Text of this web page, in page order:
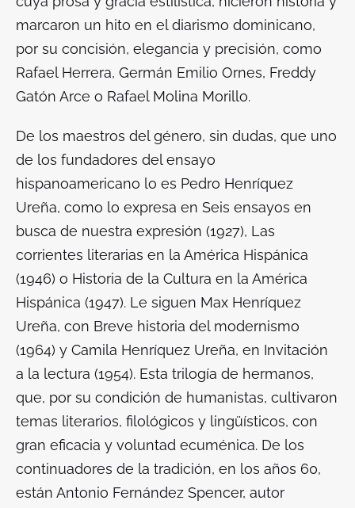
marcaron un hito en el diarismo dominicano,
por su concisión, elegancia y precisión, como
Rafael Herrera, Germán Emilio Ornes, Freddy
Gatón Arce o Rafael Molina Morillo.
De los maestros del género, sin dudas, que uno
de los fundadores del ensayo
hispanoamericano lo es Pedro Henríquez
Ureña, como lo expresa en Seis ensayos en
busca de nuestra expresión (1927), Las
corrientes literarias en la América Hispánica
(1946) o Historia de la Cultura en la América
Hispánica (1947). Le siguen Max Henríquez
Ureña, con Breve historia del modernismo
(1964) y Camila Henríquez Ureña, en Invitación
a la lectura (1954). Esta trilogía de hermanos,
que, por su condición de humanistas, cultivaron
temas literarios, filológicos y lingüísticos, con
gran eficacia y voluntad ecuménica. De los
continuadores de la tradición, en los años 60,
están Antonio Fernández Spencer, autor